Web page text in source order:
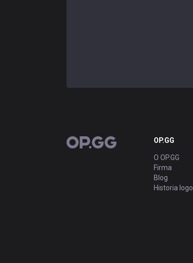
OP.GG OP.GG
O OP.GG
Firma
Blog
Historia logo